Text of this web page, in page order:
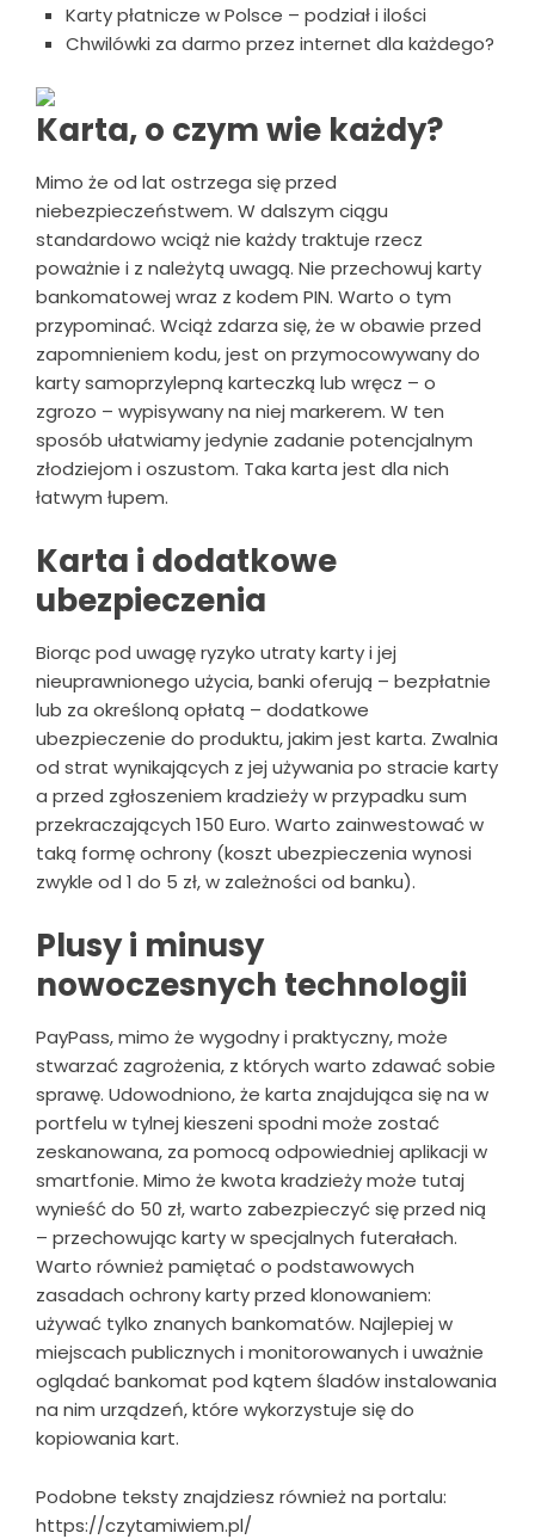
Karty płatnicze w Polsce – podział i ilości
Chwilówki za darmo przez internet dla każdego?
Karta, o czym wie każdy?
Mimo że od lat ostrzega się przed
niebezpieczeństwem. W dalszym ciągu
standardowo wciąż nie każdy traktuje rzecz
poważnie i z należytą uwagą. Nie przechowuj karty
bankomatowej wraz z kodem PIN. Warto o tym
przypominać. Wciąż zdarza się, że w obawie przed
zapomnieniem kodu, jest on przymocowywany do
karty samoprzylepną karteczką lub wręcz – o
zgrozo – wypisywany na niej markerem. W ten
sposób ułatwiamy jedynie zadanie potencjalnym
złodziejom i oszustom. Taka karta jest dla nich
łatwym łupem.
Karta i dodatkowe
ubezpieczenia
Biorąc pod uwagę ryzyko utraty karty i jej
nieuprawnionego użycia, banki oferują – bezpłatnie
lub za określoną opłatą – dodatkowe
ubezpieczenie do produktu, jakim jest karta. Zwalnia
od strat wynikających z jej używania po stracie karty
a przed zgłoszeniem kradzieży w przypadku sum
przekraczających 150 Euro. Warto zainwestować w
taką formę ochrony (koszt ubezpieczenia wynosi
zwykle od 1 do 5 zł, w zależności od banku).
Plusy i minusy
nowoczesnych technologii
PayPass, mimo że wygodny i praktyczny, może
stwarzać zagrożenia, z których warto zdawać sobie
sprawę. Udowodniono, że karta znajdująca się na w
portfelu w tylnej kieszeni spodni może zostać
zeskanowana, za pomocą odpowiedniej aplikacji w
smartfonie. Mimo że kwota kradzieży może tutaj
wynieść do 50 zł, warto zabezpieczyć się przed nią
– przechowując karty w specjalnych futerałach.
Warto również pamiętać o podstawowych
zasadach ochrony karty przed klonowaniem:
używać tylko znanych bankomatów. Najlepiej w
miejscach publicznych i monitorowanych i uważnie
oglądać bankomat pod kątem śladów instalowania
na nim urządzeń, które wykorzystuje się do
kopiowania kart.
Podobne teksty znajdziesz również na portalu:
https://czytamiwiem.pl/